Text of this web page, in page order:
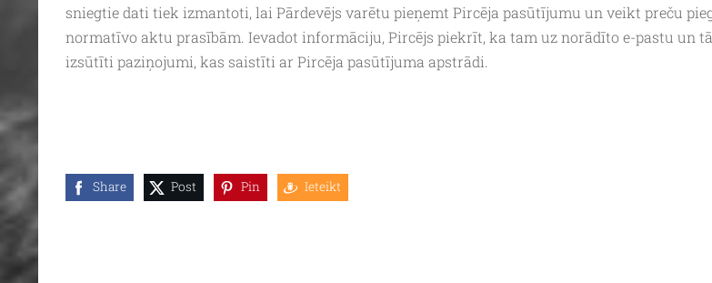
sniegtie dati tiek izmantoti, lai Pārdevējs varētu pieņemt Pircēja pasūtījumu un veikt preču
normatīvo aktu prasībām. Ievadot informāciju, Pircējs piekrīt, ka tam uz norādīto e-pastu un
izsūtīti paziņojumi, kas saistīti ar Pircēja pasūtījuma apstrādi.
Share Post Pin Ieteikt